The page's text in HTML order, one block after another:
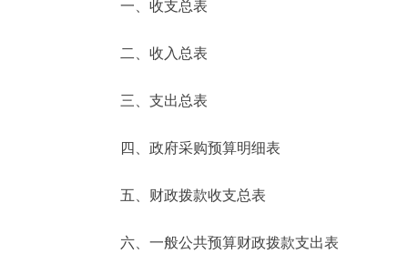
12345网上接诉即办
参与调查
走进北京
北京概况
绿色北京
一、收支总表
二、收入总表
三、支出总表
四、政府采购预算明细表
五、财政拨款收支总表
六、一般公共预算财政拨款支出表